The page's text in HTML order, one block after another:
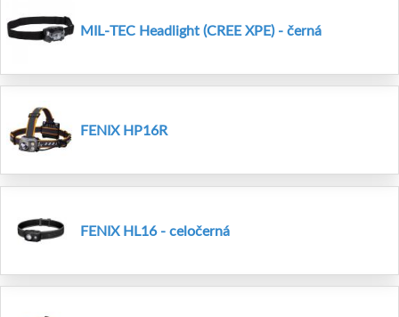
MIL-TEC Headlight (CREE XPE) - černá
FENIX HP16R
FENIX HL16 - celočerná